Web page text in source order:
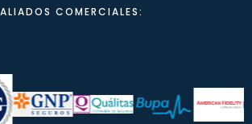
ALIADOS COMERCIALES: